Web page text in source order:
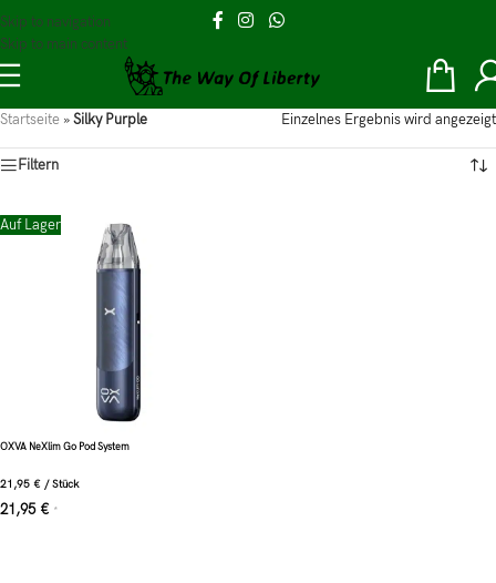
Skip to navigation
Skip to main content
Startseite »Silky Purple Einzelnes Ergebnis wird angezeigt
Filtern
Auf Lager
OXVA NeXlim Go Pod System
21,95 € /Stück
21,95 € *